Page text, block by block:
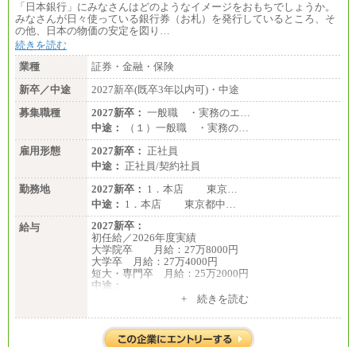
※詳細はJTBキャリアサイトよりご確認ください。
■(株)JTBデータサービス ※2027年新卒募集終了
※詳細はJTBキャリアサイトよりご確認ください。
■I&Jデジタルイノベーション(株)
総合職 月給224,500～242,600円＋地域手当
※詳細はJTBキャリアサイトよりご確認ください。
＜有期社員コース＞
■(株)JTBビジネストランスフォーム
有期契約職 月給185,000～195,000円
※詳細はJTBキャリアサイトよりご確認ください。
■(株)JTBパブリッシング ※2027年新卒募集終了
総合職 月給241,000円
中途：
①月給227,000円以上
②月給212,000円以上
③月給172,500円以上
④月給23万円～37万円
⑤月給20万円～25万円
⑥月給33万円～48万円
⑦月給271,000円以上
⑧～⑮月給200,000円〜月給400,000円
⑯月給185,000円以上
⑰月給237,000円以上
⑱月給212,000円以上
「日本銀行」にみなさんはどのようなイメージをおもちでしょうか。
みなさんが日々使っている銀行券（お札）を発行しているところ、そ
の他、日本の物価の安定を図り…
続きを読む
業種
証券・金融・保険
新卒／中途
2027新卒(既卒3年以内可)・中途
募集職種
2027新卒： 一般職 ・実務のエ…
中途：
（１）一般職 ・実務の…
雇用形態
2027新卒： 正社員
中途： 正社員/契約社員
勤務地
2027新卒： 1．本店 東京…
中途： 1．本店 東京都中…
給与
2027新卒：
初任給／2026年度実績
大学院卒 月給：27万8000円
大学卒 月給：27万4000円
短大・専門卒 月給：25万2000円
中途：
※職務経験等を考慮し決定いたします。
※試用期間中も給与に変更はございません
+ 続きを読む